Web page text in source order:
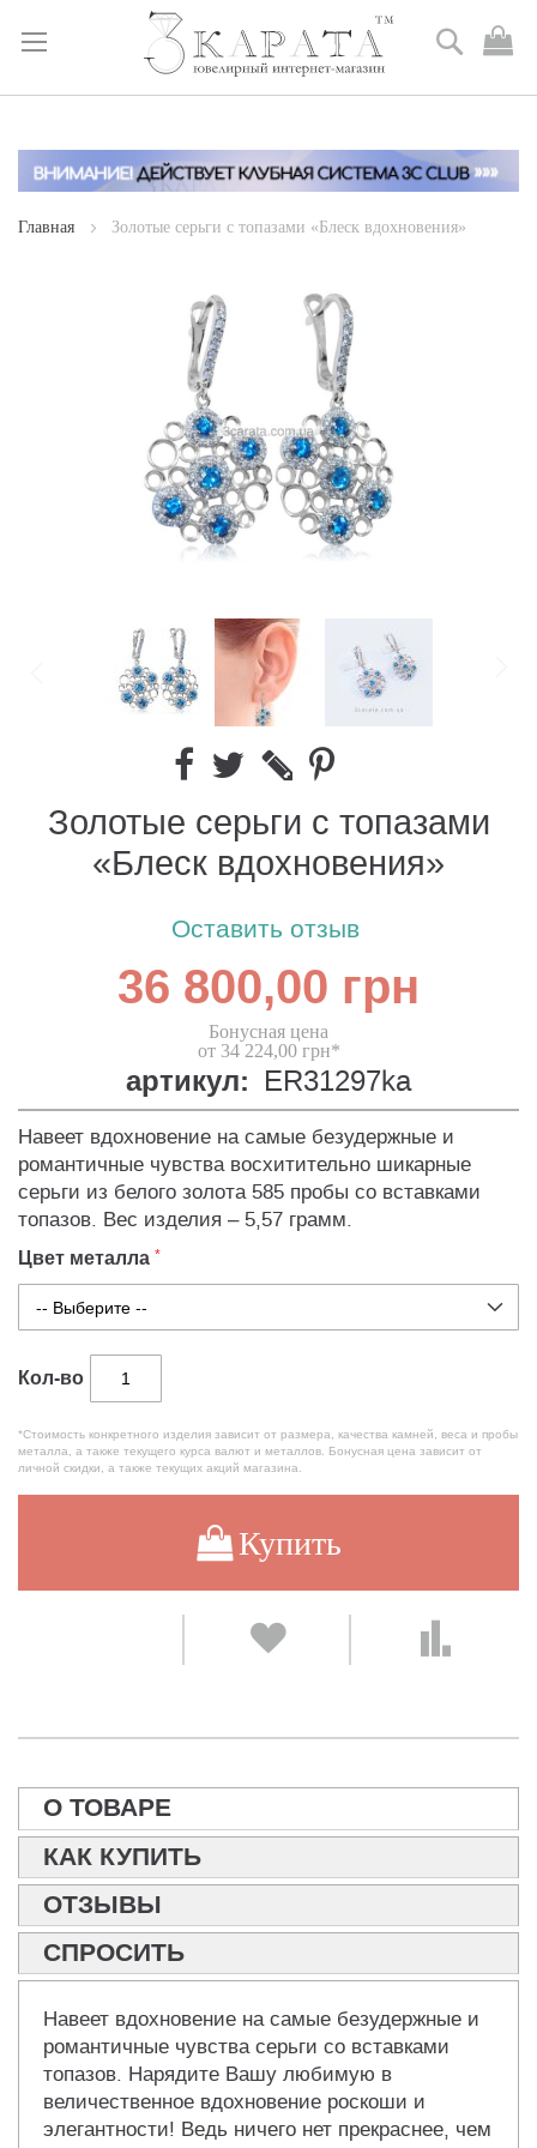
Skip
Content
Поиск
Главная Золотые серьги с топазами «Блеск вдохновения»
Золотые серьги с топазами
«Блеск вдохновения»
Оставить отзыв
36 800,00 грн
Бонусная цена
от 34 224,00 грн*
артикул: ER31297ka
Навеет вдохновение на самые безудержные и
романтичные чувства восхитительно шикарные
серьги из белого золота 585 пробы со вставками
топазов. Вес изделия – 5,57 грамм.
Цвет металла
Кол-во
*Стоимость конкретного изделия зависит от размера, качества камней, веса и пробы
металла, а также текущего курса валют и металлов. Бонусная цена зависит от
личной скидки, а также текущих акций магазина.
Купить
О ТОВАРЕ
КАК КУПИТЬ
ОТЗЫВЫ
СПРОСИТЬ
Навеет вдохновение на самые безудержные и
романтичные чувства серьги со вставками
топазов. Нарядите Вашу любимую в
величественное вдохновение роскоши и
элегантности! Ведь ничего нет прекраснее, чем